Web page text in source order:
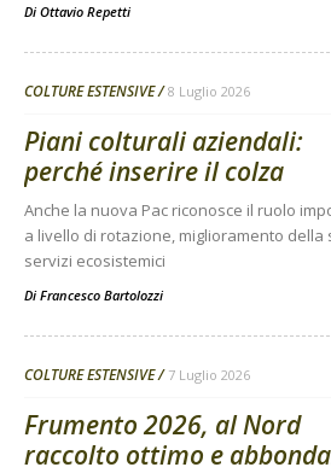
Di Ottavio Repetti
COLTURE ESTENSIVE 8 Luglio 2026
Piani colturali aziendali:
perché inserire il colza
Anche la nuova Pac riconosce il ruolo
a livello di rotazione, miglioramento
servizi ecosistemici
Di Francesco Bartolozzi
COLTURE ESTENSIVE 7 Luglio 2026
Frumento 2026, al Nord
raccolto ottimo e